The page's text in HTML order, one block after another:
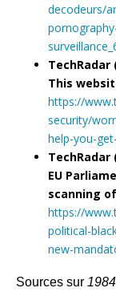
decodeurs/
TechRadar
This
https://
security/
help-you-
EU
scanning
https://
political-
new-
Sources sur 1984